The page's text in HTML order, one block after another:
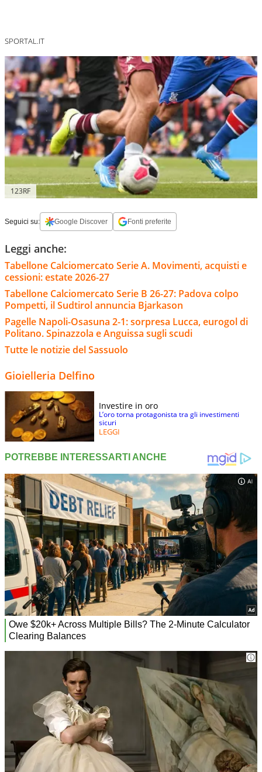
SPORTAL.IT
123RF
Seguici su: Google Discover Fonti preferite
Leggi anche:
Tabellone Calciomercato Serie A. Movimenti, acquisti e
cessioni: estate 2026-27
Tabellone Calciomercato Serie B 26-27: Padova colpo
Pompetti, il Sudtirol annuncia Bjarkason
Pagelle Napoli-Osasuna 2-1: sorpresa Lucca, eurogol di
Politano. Spinazzola e Anguissa sugli scudi
Tutte le notizie del Sassuolo
Gioielleria Delfino
Investire in oro
L’oro torna protagonista tra gli investimenti
sicuri
LEGGI